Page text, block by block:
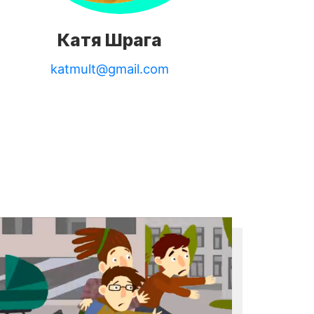
Катя Шрага
katmult@gmail.com